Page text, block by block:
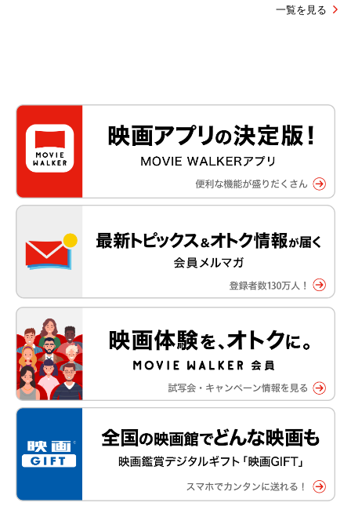
一覧を見る